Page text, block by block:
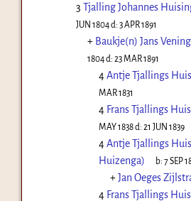
3 Tjalling Johannes
JUN 1804d: 3 APR 1891
+ Baukje(n) Jans
1804d: 23 MAR 1891
4Antje Tjallings
MAR 1831
4 Frans Tjallings
MAY 1838d: 21 JUN 1839
4Antje Tjallings
Huizenga)
b:7 SEP
+Jan Oeges
4 Frans Tjallings